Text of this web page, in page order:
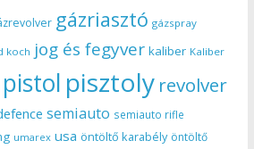
gázriasztó gázspray
koch jog és fegyver kaliber Kaliber
pistol pisztoly revolver
semiauto semiauto rifle
umarex usa öntöltő karabély öntöltő